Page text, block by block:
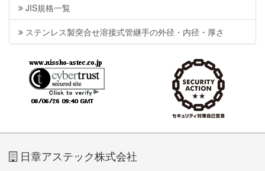
JIS規格一覧
ステンレス製突合せ溶接式管継手の外径・内径・厚さ
日章アステック株式会社